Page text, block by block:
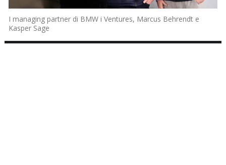
I managing partner di BMW i Ventures, Marcus Behrendt e
Kasper Sage